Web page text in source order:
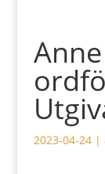
2023-04-24|